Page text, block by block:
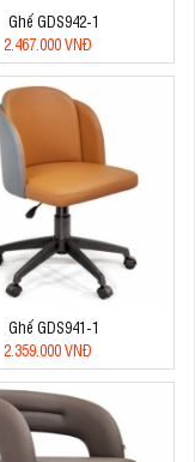
Ghế GDS942-1
2.467.000 VNĐ
Ghế GDS941-1
2.359.000 VNĐ